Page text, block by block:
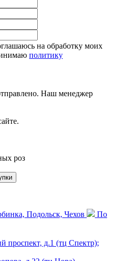
на обработку моих
политику
Наш менеджер
роз
Подольск, Чехов
По
проспект, д.1 (тц Спектр);